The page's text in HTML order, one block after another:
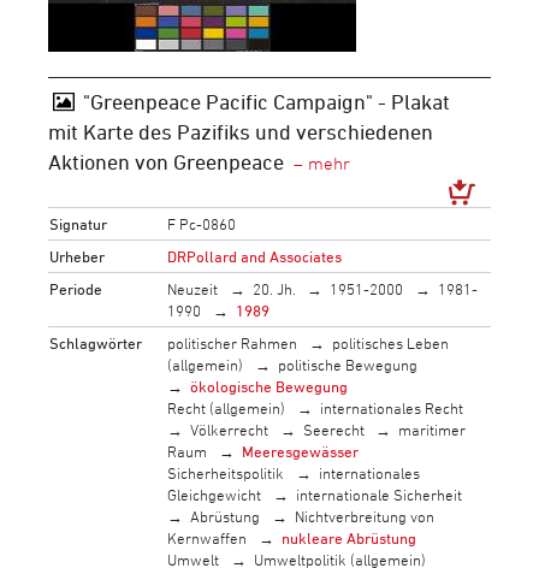
"Greenpeace Pacific Campaign" - Plakat
mit Karte des Pazifiks und verschiedenen
Aktionen von Greenpeace
Signatur
F Pc-0860
Urheber
DRPollard and Associates
Periode
Neuzeit 20. Jh. 1951-2000
1981-
1990
1989
Schlagwörter
politischer Rahmen
politisches Leben
(allgemein)
politische Bewegung
ökologische Bewegung
Recht (allgemein)
internationales Recht
Völkerrecht
Seerecht
maritimer
Raum
Meeresgewässer
Sicherheitspolitik
internationales
Gleichgewicht
internationale Sicherheit
Abrüstung
Nichtverbreitung von
Kernwaffen
nukleare Abrüstung
Umwelt
Umweltpolitik (allgemein)